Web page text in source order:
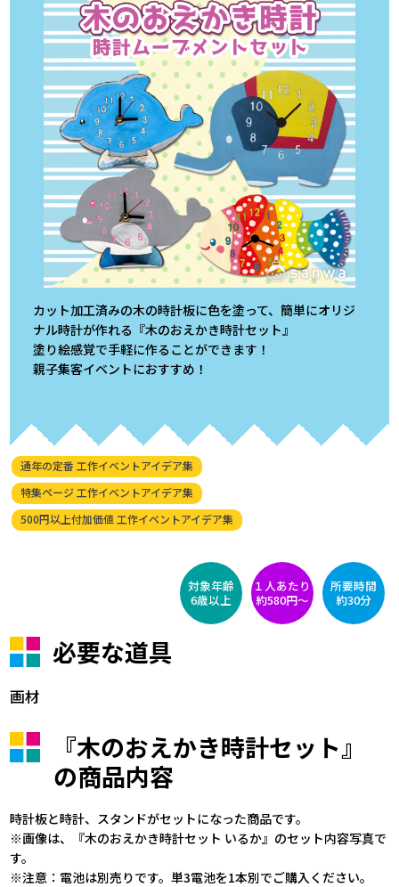
カット加工済みの木の時計板に色を塗って、簡単にオリジ
ナル時計が作れる『木のおえかき時計セット』
塗り絵感覚で手軽に作ることができます！
親子集客イベントにおすすめ！
通年の定番 工作イベントアイデア集
特集ページ 工作イベントアイデア集
500円以上付加価値 工作イベントアイデア集
対象年齢
6歳以上
１人あたり
約580円〜
所要時間
約30分
必要な道具
画材
『木のおえかき時計セット』
の商品内容
時計板と時計、スタンドがセットになった商品です。
※画像は、『木のおえかき時計セット いるか』のセット内容写真で
す。
※注意：電池は別売りです。単3電池を1本別でご購入ください。